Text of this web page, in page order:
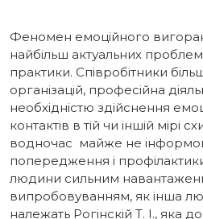
Феномен емоційного
найбільш актуальних проблем
практики. Співробітники
організацій, професійна
необхідністю здійснення
контактів в тій чи іншій мірі
водночас майже не
попередження і
людини сильним
випробовуванням, як інша
належать Рогінскій Т. І., яка